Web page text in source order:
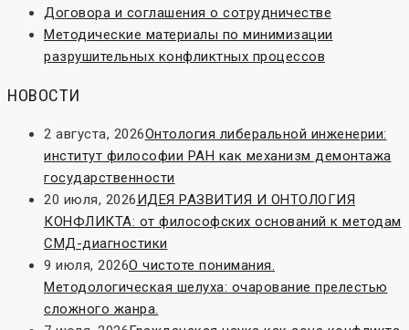
Договора и соглашения о сотрудничестве
Методические материалы по минимизации
разрушительных конфликтных процессов
НОВОСТИ
2 августа, 2026Онтология либеральной инженерии:
институт философии РАН как механизм демонтажа
государственности
20 июля, 2026ИДЕЯ РАЗВИТИЯ И ОНТОЛОГИЯ
КОНФЛИКТА: от философских оснований к методам
СМД-диагностики
9 июля, 2026О чистоте понимания.
Методологическая шелуха: очарование прелестью
сложного жанра.